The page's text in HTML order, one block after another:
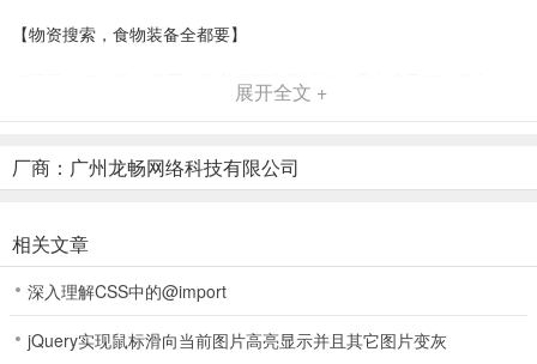
【物资搜索，食物装备全都要】
资源是生存的唯一货币！你必须深入废墟与迷雾中搜寻每一份食物、
弹药与关键零件。每一次探索都是与时间的赛跑，下一份物资，可能
【尸潮来袭，用火力杀出生路】
丧尸永不停息，它们成群袭来。从街头游荡的感染者到恐怖的变异怪
物，你必须依托地形，运用手中一切武器与策略，构筑防线，且战且
退。是隐匿潜行，还是火力覆盖？每一次交锋，都是为了明天。
【自由探索，挑战极限环境】
展开全文 +
厂商：广州龙畅网络科技有限公司
相关文章
深入理解CSS中的@import
jQuery实现鼠标滑向当前图片高亮显示并且其它图片变灰